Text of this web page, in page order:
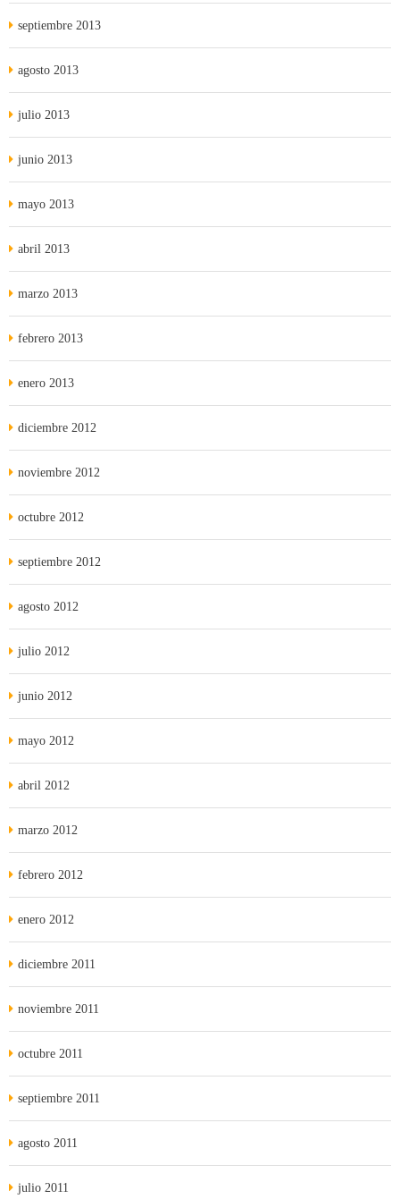
septiembre 2013
agosto 2013
julio 2013
junio 2013
mayo 2013
abril 2013
marzo 2013
febrero 2013
enero 2013
diciembre 2012
noviembre 2012
octubre 2012
septiembre 2012
agosto 2012
julio 2012
junio 2012
mayo 2012
abril 2012
marzo 2012
febrero 2012
enero 2012
diciembre 2011
noviembre 2011
octubre 2011
septiembre 2011
agosto 2011
julio 2011